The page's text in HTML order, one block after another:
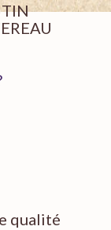
qualité